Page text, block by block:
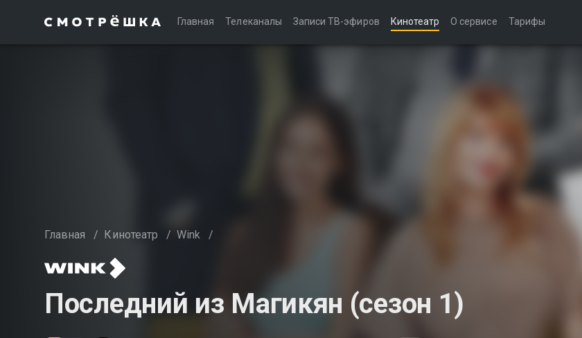
Главная Телеканалы Записи ТВ-эфиров Кинотеатр О сервисе Тарифы
Главная / Кинотеатр / Wink /
Последний из Магикян (сезон 1)